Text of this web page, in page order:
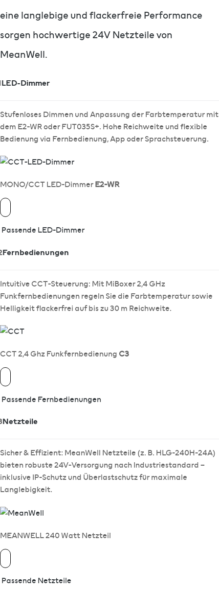
eine langlebige und flackerfreie Performance
sorgen hochwertige 24V Netzteile von
MeanWell.
LED-Dimmer
Stufenloses Dimmen und Anpassung der Farbtemperatur mit
dem E2-WR oder FUT035S+. Hohe Reichweite und flexible
Bedienung via Fernbedienung, App oder Sprachsteuerung.
MONO/CCT LED-DimmerE2-WR
Passende LED-Dimmer
Fernbedienungen
Intuitive CCT-Steuerung: Mit MiBoxer 2,4 GHz
Funkfernbedienungen regeln Sie die Farbtemperatur sowie
Helligkeit flackerfrei auf bis zu 30 m Reichweite.
CCT 2,4 Ghz Funkfernbedienung C3
Passende Fernbedienungen
Netzteile
Sicher & Effizient: MeanWell Netzteile (z. B. HLG-240H-24A)
bieten robuste 24V-Versorgung nach Industriestandard –
inklusive IP-Schutz und Überlastschutz für maximale
Langlebigkeit.
MEANWELL 240 Watt Netzteil
Passende Netzteile